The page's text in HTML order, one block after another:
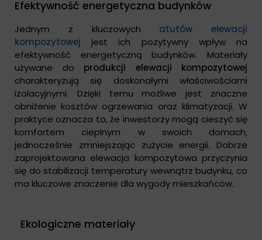
Efektywność energetyczna budynków
Jednym z kluczowych atutów elewacji
kompozytowej jest ich pozytywny wpływ na
efektywność energetyczną budynków. Materiały
używane do produkcji elewacji kompozytowej
charakteryzują się doskonałymi właściwościami
izolacyjnymi. Dzięki temu możliwe jest znaczne
obniżenie kosztów ogrzewania oraz klimatyzacji. W
praktyce oznacza to, że inwestorzy mogą cieszyć się
komfortem cieplnym w swoich domach,
jednocześnie zmniejszając zużycie energii. Dobrze
zaprojektowana elewacja kompozytowa przyczynia
się do stabilizacji temperatury wewnątrz budynku, co
ma kluczowe znaczenie dla wygody mieszkańców.
Ekologiczne materiały